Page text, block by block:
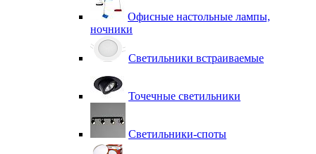
Офисные настольные лампы,
ночники
Светильники встраиваемые
Точечные светильники
Светильники-споты